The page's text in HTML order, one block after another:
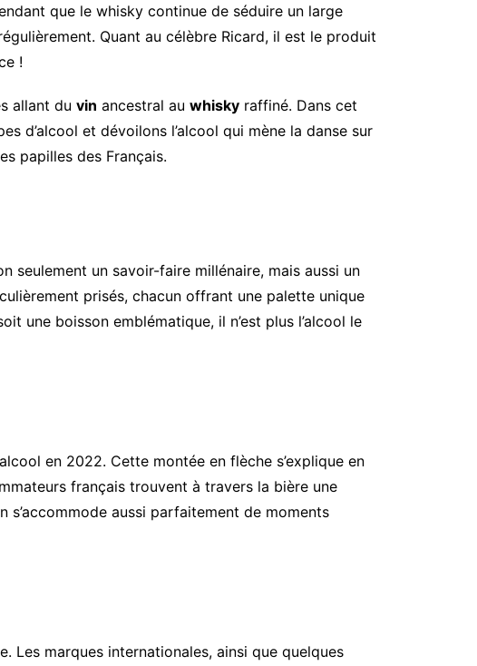
que le whisky continue de séduire un large
Quant au célèbre Ricard, il est le produit
!
allant du vin ancestral au whisky raffiné. Dans cet
d’alcool et dévoilons l’alcool qui mène la danse sur
papilles des Français.
seulement un savoir-faire millénaire, mais aussi un
prisés, chacun offrant une palette unique
une boisson emblématique, il n’est plus l’alcool le
en 2022. Cette montée en flèche s’explique en
français trouvent à travers la bière une
aussi parfaitement de moments
Les marques internationales, ainsi que quelques